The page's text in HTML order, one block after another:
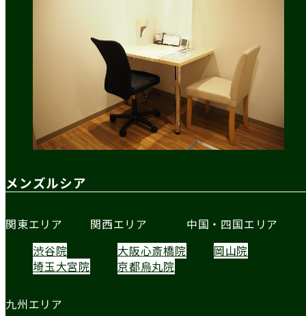
メンズルシア
関東エリア
渋谷院
埼玉大宮院
関西エリア
大阪心斎橋院
京都烏丸院
中国・四国エリア
岡山院
九州エリア